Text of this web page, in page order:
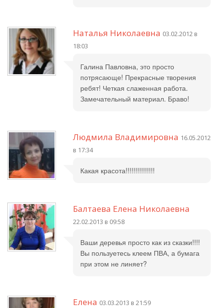
Наталья Николаевна 03.02.2012 в
18:03
Галина Павловна, это просто
потрясающе! Прекрасные творения
ребят! Четкая слаженная работа.
Замечательный материал. Браво!
Людмила Владимировна 16.05.2012
в 17:34
Какая красота!!!!!!!!!!!!!!!
Балтаева Елена Николаевна
22.02.2013 в 09:58
Ваши деревья просто как из сказки!!!!
Вы пользуетесь клеем ПВА, а бумага
при этом не линяет?
Елена 03.03.2013 в 21:59